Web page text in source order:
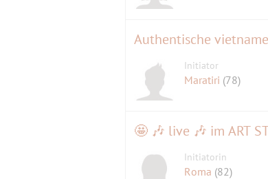
Authentische
Initiator
Maratiri (78)
Initiatorin
Roma (82)